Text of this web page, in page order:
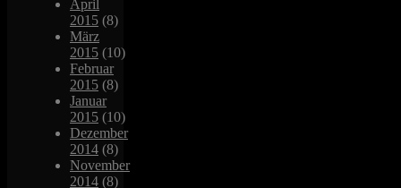
April
2015 (8)
März
2015 (10)
Februar
2015 (8)
Januar
2015 (10)
Dezember
2014 (8)
November
2014 (8)